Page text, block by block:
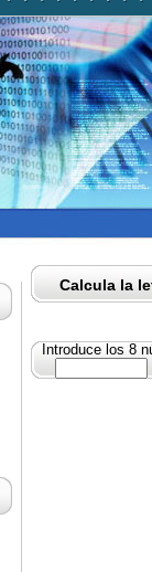
Calcula la
Introduce los 8